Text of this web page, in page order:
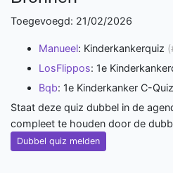
Toegevoegd: 21/02/2026
Manueel: Kinderkankerquiz
LosFlippos: 1e
Bqb: 1e Kinderkanker C-Quiz
Staat deze quiz dubbel in de
compleet te houden door de
Dubbel quiz melden